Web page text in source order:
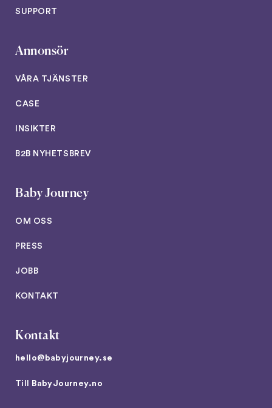
SUPPORT
Annonsör
VÅRA TJÄNSTER
CASE
INSIKTER
B2B NYHETSBREV
Baby Journey
OM OSS
PRESS
JOBB
KONTAKT
Kontakt
hello@babyjourney.se
Till BabyJourney.no